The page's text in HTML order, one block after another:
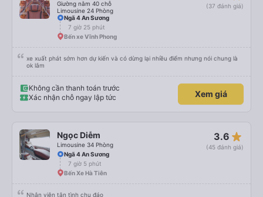
Giường nằm 40 chỗ
Limousine 24 Phòng
(37 đánh giá)
Ngã 4 An Sương
7 giờ 25 phút
Bến xe Vĩnh Phong
xe xuất phát sớm hơn dự kiến và có dừng lại nhiều điểm nhưng nói chung là
ok lắm
Không cần thanh toán trước
Xác nhận chỗ ngay lập tức
Xem giá
Ngọc Diễm
Limousine 34 Phòng
3.6 star_rate
(45 đánh giá)
Ngã 4 An Sương
7 giờ 5 phút
Bến Xe Hà Tiên
Nhân viên tận tình chu đáo